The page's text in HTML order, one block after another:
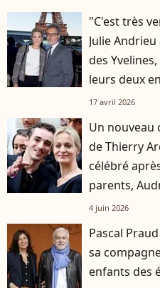
"C'est très
Julie
des
leurs deux
17 avril 2026
Un nouveau
de Thierry
célébré
parents,
premières
4 juin 2026
Pascal
sa
enfants des